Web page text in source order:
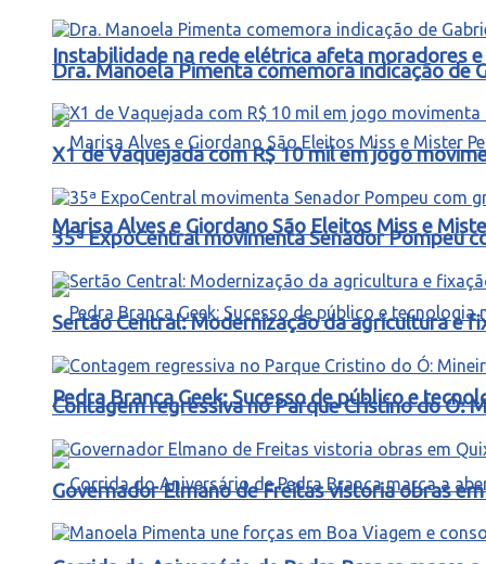
Instabilidade na rede elétrica afeta moradores
Marisa Alves e Giordano São Eleitos Miss e
Pedra Branca Geek: Sucesso de público e
Dra. Manoela Pimenta comemora indicação
X1 de Vaquejada com R$ 10 mil em jogo
35ª ExpoCentral movimenta Senador Pompeu
Sertão Central: Modernização da agricultura e
Contagem regressiva no Parque Cristino do Ó:
Governador Elmano de Freitas vistoria obras